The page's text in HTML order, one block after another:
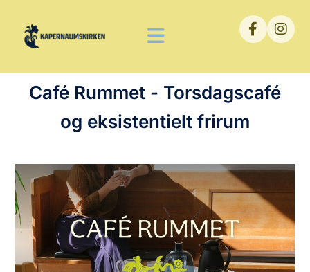
Café Rummet - Torsdagscafé
og eksistentielt frirum